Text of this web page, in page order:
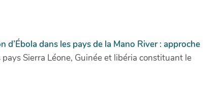
d’Ébola dans les pays de la Mano River : approche
Sierra Léone, Guinée et libéria constituant le